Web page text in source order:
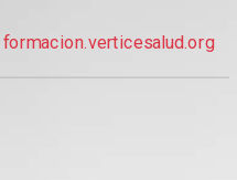
formacion.verticesalud.org